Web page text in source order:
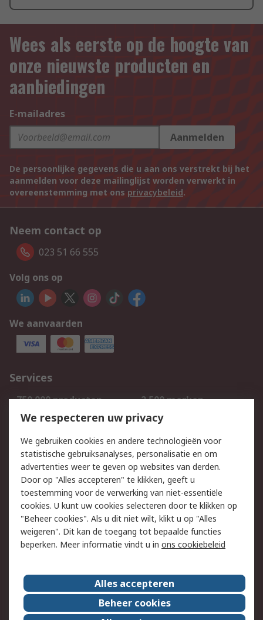
Wees als eerste op de hoogte van
onze nieuwste producten en
aanbiedingen
E-mailadres
Aanmelden
De persoonlijke gegevens die u aan ons verstrekt bij het
aanmelden voor deze mailinglijst worden verwerkt in
overeenstemming met ons privacybeleid.
Neem contact op
023 51 66 555
Volg ons op
We aanvaarden
Services
750.000 producten
2.500 merken
Bestellen
Inkoopoplossingen
Track & Trace
Wettelijk
Cookiebeleid
Email veiligheid
Privacybeleid
Websitevoorwaarden
Algemene
verkoopvoorwaarden
Over RS
RS Group
Over ons
RS wereldwijd
Werken bij RS
We respecteren uw privacy
We gebruiken cookies en andere technologieën voor
statistische gebruiksanalyses, personalisatie en om
advertenties weer te geven op websites van derden.
Door op "Alles accepteren" te klikken, geeft u
toestemming voor de verwerking van niet-essentiële
cookies. U kunt uw cookies selecteren door te klikken op
"Beheer cookies". Als u dit niet wilt, klikt u op "Alles
weigeren". Dit kan de toegang tot bepaalde functies
beperken. Meer informatie vindt u in ons cookiebeleid
Alles accepteren
Beheer cookies